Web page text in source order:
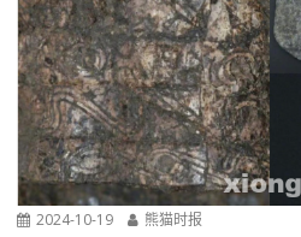
2024-10-19 熊猫时报